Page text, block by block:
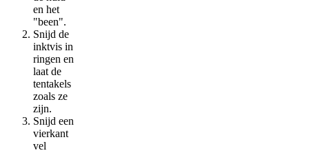
en het
"been".
Snijd de
inktvis in
ringen en
laat de
tentakels
zoals ze
zijn.
Snijd een
vierkant
vel